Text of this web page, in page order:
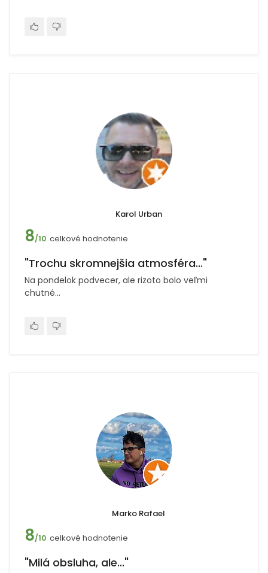
Karol Urban
8/10 celkové hodnotenie
"Trochu skromnejšia atmosféra..."
Na pondelok podvecer, ale rizoto bolo veľmi
chutné...
Marko Rafael
8/10 celkové hodnotenie
"Milá obsluha, ale..."